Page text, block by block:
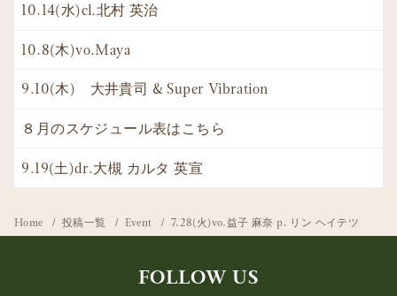
10.14(水)cl.北村 英治
10.8(木)vo.Maya
9.10(木) 大井貴司 & Super Vibration
８月のスケジュール表はこちら
9.19(土)dr.大槻 カルタ 英宣
Home 投稿一覧 Event 7.28(火)vo.益子 麻奈 p. リン ヘイテツ
FOLLOW US